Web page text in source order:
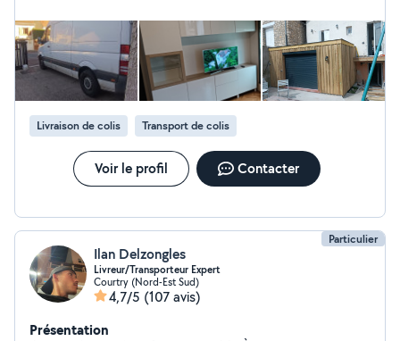
Livraison de colis Transport de colis
Voir le profil Contacter
Particulier
Ilan Delzongles
Livreur/Transporteur Expert
Courtry (Nord-Est Sud)
4,7/5 (107 avis)
Présentation